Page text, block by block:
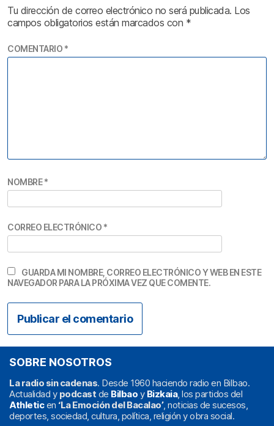
Tu dirección de correo electrónico no será publicada. Los
campos obligatorios están marcados con *
COMENTARIO *
NOMBRE*
CORREO ELECTRÓNICO *
GUARDA MI NOMBRE, CORREO ELECTRÓNICO Y WEB EN ESTE
NAVEGADOR PARA LA PRÓXIMA VEZ QUE COMENTE.
SOBRE NOSOTROS
La radio sin cadenas. Desde 1960 haciendo radio en Bilbao.
Actualidad y podcast de Bilbao y Bizkaia, los partidos del
Athleticen ‘La Emoción del Bacalao’, noticias de sucesos,
deportes, sociedad, cultura, política, religión y obra social.